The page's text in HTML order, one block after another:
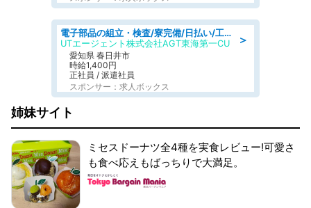
＞
電子部品の組立・検査/寮完備/日払い/工場・製造
UTエージェント株式会社AGT東海第一CU
愛知県 春日井市
時給1,400円
正社員 / 派遣社員
スポンサー：求人ボックス
姉妹サイト
ミセスドーナツ全4種を実食レビュー!可愛さ
も食べ応えもばっちりで大満足。